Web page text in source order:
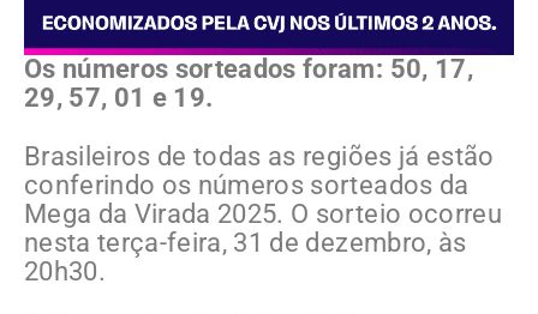
Os números sorteados foram: 50, 17,
29, 57, 01 e 19.
Brasileiros de todas as regiões já estão
conferindo os números sorteados da
Mega da Virada 2025. O sorteio ocorreu
nesta terça-feira, 31 de dezembro, às
20h30.